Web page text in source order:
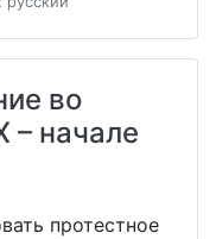
во
– начале
протестное